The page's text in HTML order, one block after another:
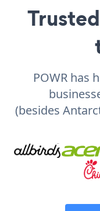
POWR has
(besides